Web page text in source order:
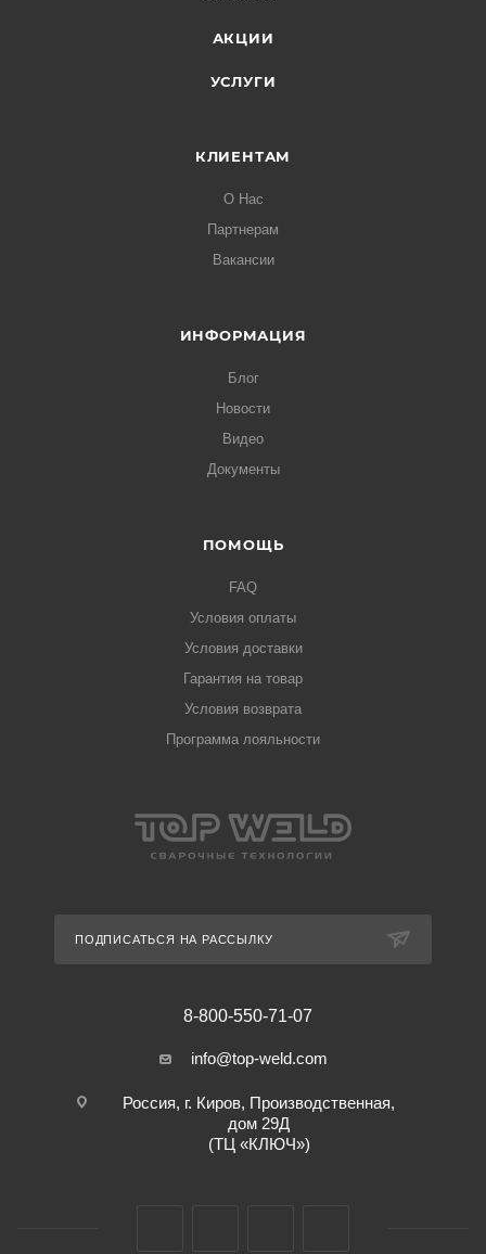
АКЦИИ
УСЛУГИ
КЛИЕНТАМ
О Нас
Партнерам
Вакансии
ИНФОРМАЦИЯ
Блог
Новости
Видео
Документы
ПОМОЩЬ
FAQ
Условия оплаты
Условия доставки
Гарантия на товар
Условия возврата
Программа лояльности
ПОДПИСАТЬСЯ НА РАССЫЛКУ
8-800-550-71-07
info@top-weld.com
Россия, г. Киров, Производственная,
дом 29Д
(ТЦ «КЛЮЧ»)